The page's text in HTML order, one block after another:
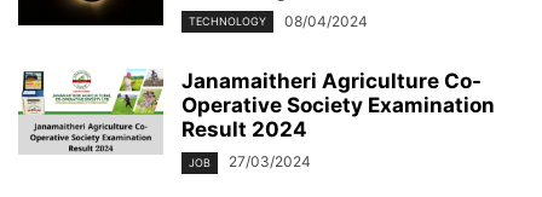
TECHNOLOGY 08/04/2024
Janamaitheri Agriculture Co-
Operative Society Examination
Result 2024
JOB 27/03/2024